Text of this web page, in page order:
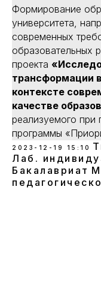
Формирование
университета,
современных
образовательных
проекта
трансформации
контексте
качестве
реализуемого
программы
2023-12-19 15:10
Лаб.
Бакалавриат